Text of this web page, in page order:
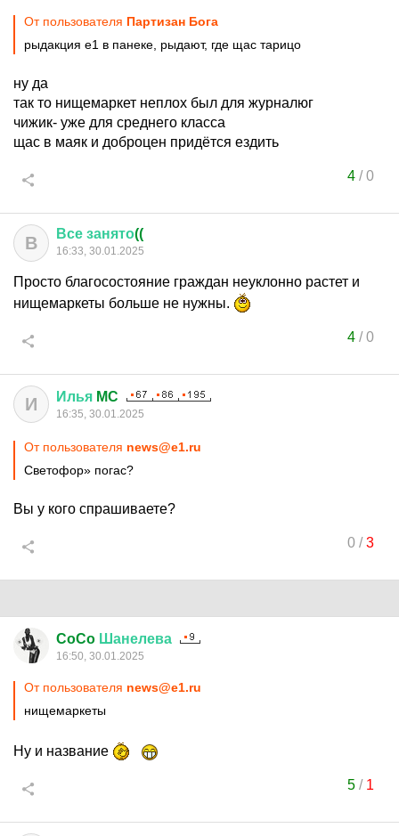
От пользователя Партизан Бога
рыдакция е1 в панеке, рыдают, где щас тарицо
ну да
так то нищемаркет неплох был для журналюг
чижик- уже для среднего класса
щас в маяк и доброцен придётся ездить
4/0
В Все занято((
16:33, 30.01.2025
Просто благосостояние граждан неуклонно растет и
нищемаркеты больше не нужны.
4/0
И Илья MC
16:35, 30.01.2025
От пользователя news@e1.ru
Светофор» погас?
Вы у кого спрашиваете?
0/3
CoCo Шанелева
16:50, 30.01.2025
От пользователя news@e1.ru
нищемаркеты
Ну и название
5/ 1